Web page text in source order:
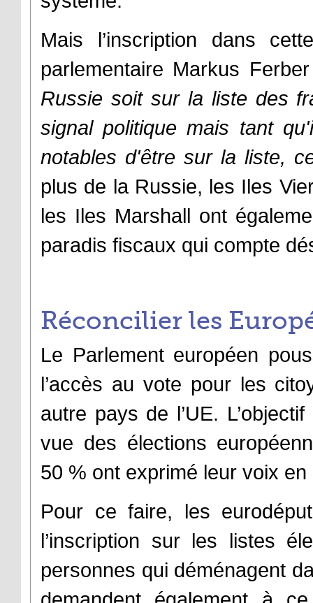
Mais l’inscription dans
parlementaire Markus
Russie soit sur la liste des
signal politique mais tant
notables d'être sur la liste,
plus de la Russie, les Iles
les Iles Marshall ont
paradis fiscaux qui compte
Réconcilier les
Le Parlement européen
l’accès au vote pour les
autre pays de l’UE.
vue des élections
50 % ont exprimé leur voix
Pour ce faire, les
l’inscription sur les listes
personnes qui déménagent